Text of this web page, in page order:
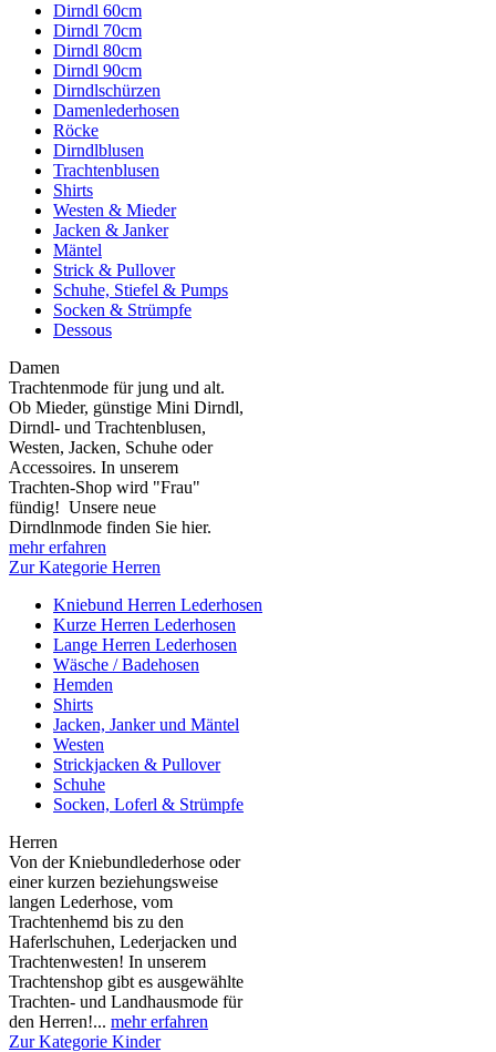
Dirndl 60cm
Dirndl 70cm
Dirndl 80cm
Dirndl 90cm
Dirndlschürzen
Damenlederhosen
Röcke
Dirndlblusen
Trachtenblusen
Shirts
Westen & Mieder
Jacken & Janker
Mäntel
Strick & Pullover
Schuhe, Stiefel & Pumps
Socken & Strümpfe
Dessous
Damen
Trachtenmode für jung und alt.
Ob Mieder, günstige Mini Dirndl,
Dirndl- und Trachtenblusen,
Westen, Jacken, Schuhe oder
Accessoires. In unserem
Trachten-Shop wird "Frau"
fündig! Unsere neue
Dirndlnmode finden Sie hier.
mehr erfahren
Zur Kategorie Herren
Kniebund Herren Lederhosen
Kurze Herren Lederhosen
Lange Herren Lederhosen
Wäsche / Badehosen
Hemden
Shirts
Jacken, Janker und Mäntel
Westen
Strickjacken & Pullover
Schuhe
Socken, Loferl & Strümpfe
Herren
Von der Kniebundlederhose oder
einer kurzen beziehungsweise
langen Lederhose, vom
Trachtenhemd bis zu den
Haferlschuhen, Lederjacken und
Trachtenwesten! In unserem
Trachtenshop gibt es ausgewählte
Trachten- und Landhausmode für
den Herren!... mehr erfahren
Zur Kategorie Kinder